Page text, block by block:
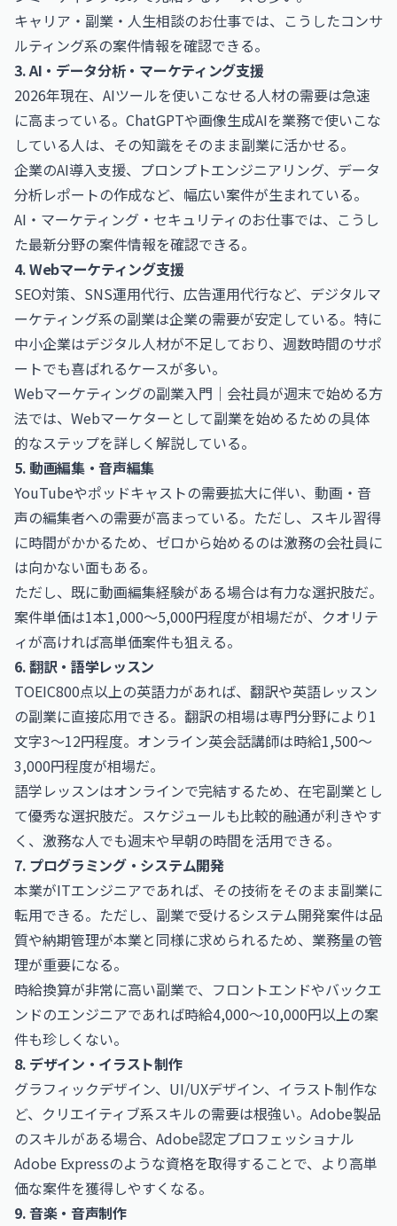
キャリア・副業・人生相談のお仕事では、こうしたコンサ
ルティング系の案件情報を確認できる。
3. AI・データ分析・マーケティング支援
2026年現在、AIツールを使いこなせる人材の需要は急速
に高まっている。ChatGPTや画像生成AIを業務で使いこな
している人は、その知識をそのまま副業に活かせる。
企業のAI導入支援、プロンプトエンジニアリング、データ
分析レポートの作成など、幅広い案件が生まれている。
AI・マーケティング・セキュリティのお仕事では、こうし
た最新分野の案件情報を確認できる。
4. Webマーケティング支援
SEO対策、SNS運用代行、広告運用代行など、デジタルマ
ーケティング系の副業は企業の需要が安定している。特に
中小企業はデジタル人材が不足しており、週数時間のサポ
ートでも喜ばれるケースが多い。
Webマーケティングの副業入門｜会社員が週末で始める方
法では、Webマーケターとして副業を始めるための具体
的なステップを詳しく解説している。
5. 動画編集・音声編集
YouTubeやポッドキャストの需要拡大に伴い、動画・音
声の編集者への需要が高まっている。ただし、スキル習得
に時間がかかるため、ゼロから始めるのは激務の会社員に
は向かない面もある。
ただし、既に動画編集経験がある場合は有力な選択肢だ。
案件単価は1本1,000〜5,000円程度が相場だが、クオリテ
ィが高ければ高単価案件も狙える。
6. 翻訳・語学レッスン
TOEIC800点以上の英語力があれば、翻訳や英語レッスン
の副業に直接応用できる。翻訳の相場は専門分野により1
文字3〜12円程度。オンライン英会話講師は時給1,500〜
3,000円程度が相場だ。
語学レッスンはオンラインで完結するため、在宅副業とし
て優秀な選択肢だ。スケジュールも比較的融通が利きやす
く、激務な人でも週末や早朝の時間を活用できる。
7. プログラミング・システム開発
本業がITエンジニアであれば、その技術をそのまま副業に
転用できる。ただし、副業で受けるシステム開発案件は品
質や納期管理が本業と同様に求められるため、業務量の管
理が重要になる。
時給換算が非常に高い副業で、フロントエンドやバックエ
ンドのエンジニアであれば時給4,000〜10,000円以上の案
件も珍しくない。
8. デザイン・イラスト制作
グラフィックデザイン、UI/UXデザイン、イラスト制作な
ど、クリエイティブ系スキルの需要は根強い。Adobe製品
のスキルがある場合、 Adobe認定プロフェッショナル
Adobe Expressのような資格を取得することで、より高単
価な案件を獲得しやすくなる。
9. 音楽・音声制作